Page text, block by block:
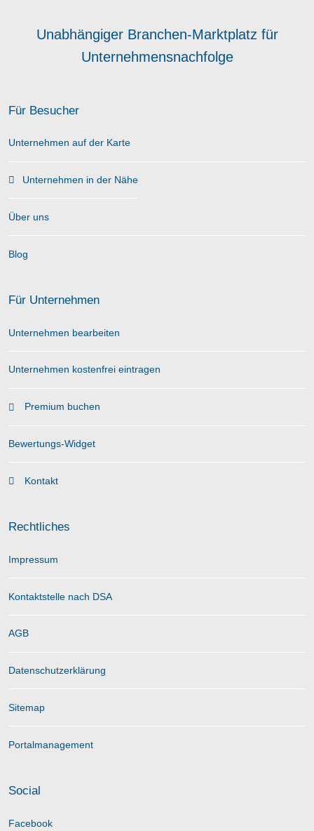
Unabhängiger Branchen-Marktplatz für
Unternehmensnachfolge
Für Besucher
Unternehmen auf der Karte
Unternehmen in der Nähe
Über uns
Blog
Für Unternehmen
Unternehmen bearbeiten
Unternehmen kostenfrei eintragen
Premium buchen
Bewertungs-Widget
Kontakt
Rechtliches
Impressum
Kontaktstelle nach DSA
AGB
Datenschutzerklärung
Sitemap
Portalmanagement
Social
Facebook